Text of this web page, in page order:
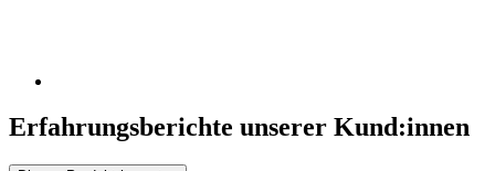
Erfahrungsberichte unserer Kund:innen